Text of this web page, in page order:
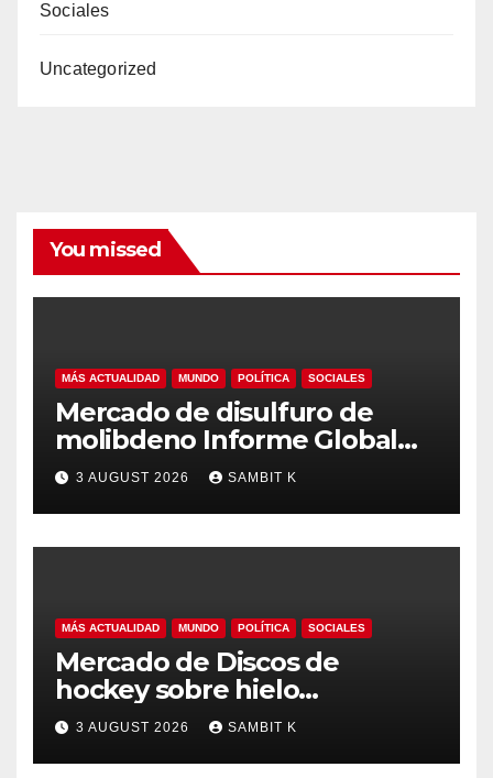
Sociales
Uncategorized
You missed
MÁS ACTUALIDAD MUNDO POLÍTICA SOCIALES
Mercado de disulfuro de
molibdeno Informe Global
del Mercado, Pronóstico y
Análisis de la Industria hasta
2035
3 AUGUST 2026 SAMBIT K
MÁS ACTUALIDAD MUNDO POLÍTICA SOCIALES
Mercado de Discos de
hockey sobre hielo
Tendencias Regionales,
Tamaño del Mercado y
3 AUGUST 2026 SAMBIT K